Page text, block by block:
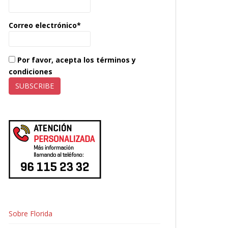
Correo electrónico*
Por favor, acepta los términos y
condiciones
Sobre Florida